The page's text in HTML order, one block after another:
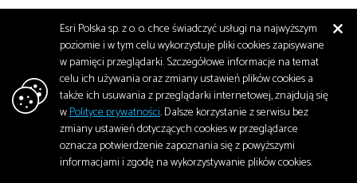
Esri Polska sp. z o. o. chce świadczyć usługi na najwyższym
poziomie i w tym celu wykorzystuje pliki cookies zapisywane
w pamięci przeglądarki. Szczegółowe informacje na temat
celu ich używania oraz zmiany ustawień plików cookies a
także ich usuwania z przeglądarki internetowej, znajdują się
wPolityce prywatności. Dalsze korzystanie z serwisu bez
zmiany ustawień dotyczących cookies w przeglądarce
oznacza potwierdzenie zapoznania się z powyższymi
informacjami i zgodę na wykorzystywanie plików cookies.